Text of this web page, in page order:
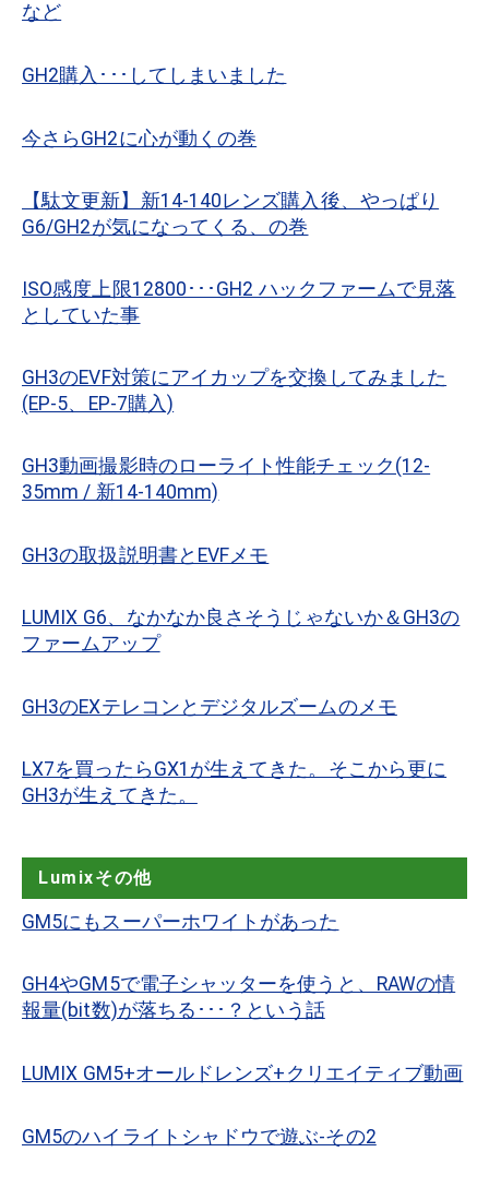
など
GH2購入･･･してしまいました
今さらGH2に心が動くの巻
【駄文更新】新14-140レンズ購入後、やっぱり
G6/GH2が気になってくる、の巻
ISO感度上限12800･･･GH2 ハックファームで見落
としていた事
GH3のEVF対策にアイカップを交換してみました
(EP-5、EP-7購入)
GH3動画撮影時のローライト性能チェック(12-
35mm / 新14-140mm)
GH3の取扱説明書とEVFメモ
LUMIX G6、なかなか良さそうじゃないか＆GH3の
ファームアップ
GH3のEXテレコンとデジタルズームのメモ
LX7を買ったらGX1が生えてきた。そこから更に
GH3が生えてきた。
Lumixその他
GM5にもスーパーホワイトがあった
GH4やGM5で電子シャッターを使うと、RAWの情
報量(bit数)が落ちる･･･？という話
LUMIX GM5+オールドレンズ+クリエイティブ動画
GM5のハイライトシャドウで遊ぶ-その2